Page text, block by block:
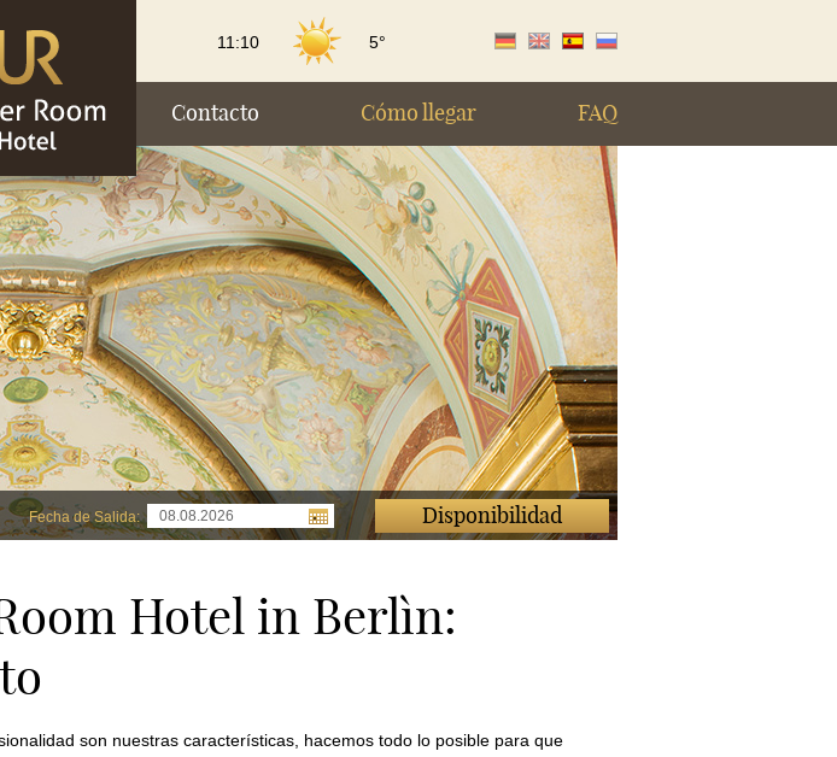
11:10 5°
de
Contacto Cómo llegar FAQ
Fecha de Salida: Disponibilidad
Hotel in Berlìn:
son nuestras características, hacemos todo lo posible para que